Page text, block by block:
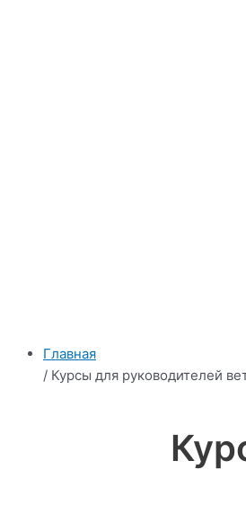
Главная
/ Курсы для руководителей